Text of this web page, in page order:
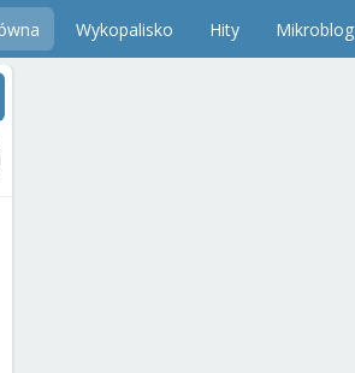
Wykopalisko Hity Mikroblog